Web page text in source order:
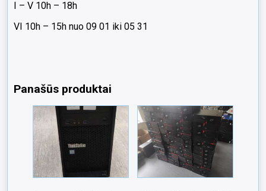
I – V 10h – 18h
VI 10h – 15h nuo 09 01 iki 05 31
Panašūs produktai